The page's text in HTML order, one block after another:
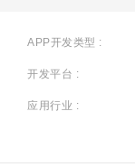
APP开发类型 :
开发平台 :
应用行业 :